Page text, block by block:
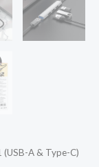
(USB-A & Type-C)